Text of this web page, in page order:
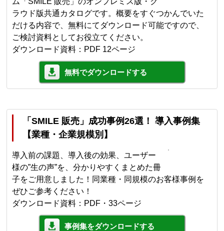
ラウド版共通カタログです。概要をすぐつかんでいた
だける内容で、無料にてダウンロード可能ですので、
ご検討資料としてお役立てください。
ダウンロード資料：PDF 12ページ
無料でダウンロードする
「SMILE 販売」成功事例26選！ 導入事例集
【業種・企業規模別】
導入前の課題、導入後の効果、ユーザー
様の”生の声”を、分かりやすくまとめた冊
子をご用意しました！同業種・同規模のお客様事例を
ぜひご参考ください！
ダウンロード資料：PDF・33ページ
事例集をダウンロードする